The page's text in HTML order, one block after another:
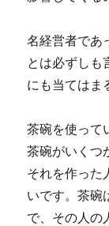
名経営者であ
とは必ずしも
にも当てはま
茶碗を使って
茶碗がいくつ
それを作った
いです。茶碗
で、その人の